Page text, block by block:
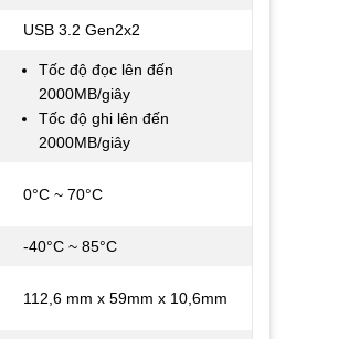
USB 3.2 Gen2x2
Tốc độ đọc lên đến
2000MB/giây
Tốc độ ghi lên đến
2000MB/giây
0°C ~ 70°C
-40°C ~ 85°C
112,6 mm x 59mm x 10,6mm